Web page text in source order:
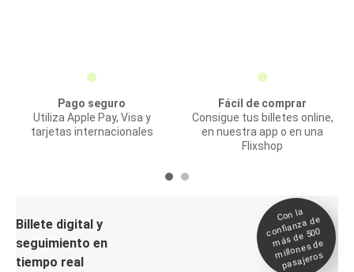
Pago seguro
Utiliza Apple Pay, Visa y
tarjetas internacionales
Fácil de comprar
Consigue tus billetes online,
en nuestra app o en una
Flixshop
Billete digital y
seguimiento en
tiempo real
Con la
confianza de
más de 500
millones de
pasajeros